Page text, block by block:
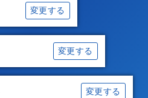
変更する
変更する
変更する